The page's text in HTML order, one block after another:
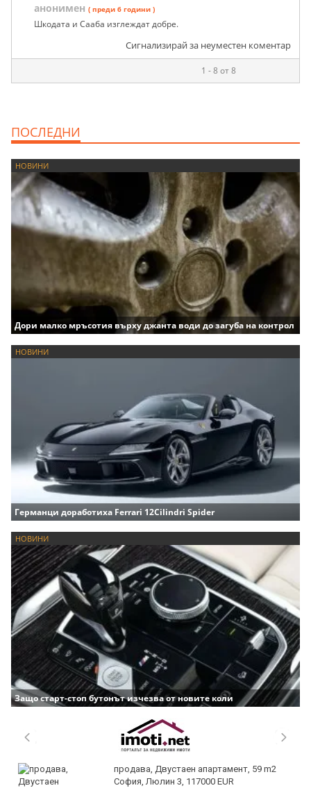
анонимен ( преди 6 години )
Шкодата и Сааба изглеждат добре.
Сигнализирай за неуместен коментар
1 - 8 от 8
ПОСЛЕДНИ
НОВИНИ
Дори малко мръсотия върху джанта води до загуба на контрол
НОВИНИ
Германци доработиха Ferrari 12Cilindri Spider
НОВИНИ
Защо старт-стоп бутонът изчезва от новите коли
продава, Двустаен апартамент, 59 m2
София, Люлин 3, 117000 EUR